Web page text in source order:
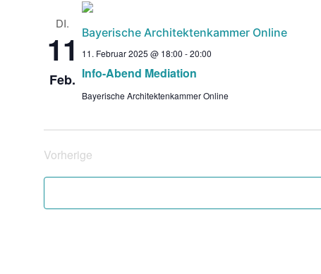
DI.
11
Feb. Info-Abend Mediation
Bayerische Architektenkammer Online
Bayerische ArchitektenkammerOnline
11. Februar 2025 @ 18:00 -20:00
Vorherige